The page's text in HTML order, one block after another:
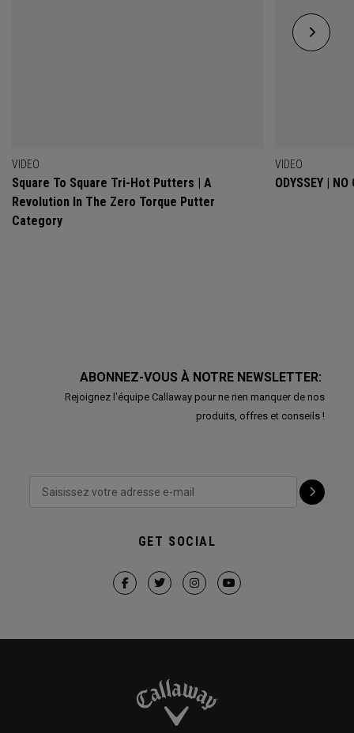
VIDEO
Square To Square Tri-Hot Putters | A
Revolution In The Zero Torque Putter
Category
VIDEO
ODYSSEY |
ABONNEZ-VOUS À NOTRE NEWSLETTER:
Rejoignez l'équipe Callaway pour ne rien manquer de nos
produits, offres et conseils !
GET SOCIAL